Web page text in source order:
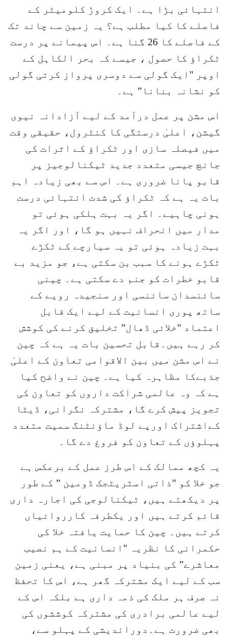
انتہائی بڑا ہے۔ ایک کروڑ کلومیٹر کے
فاصلے کا کیا مطلب ہے؟ یہ زمین سے چاند تک
کے فاصلے کا 26 گنا ہے۔ اس پیمانے پر درست
ٹکراؤ کا حصول ، جیسے کہ بحر الکاہل کے
اوپر "ایک گولی سے دوسری پرواز کرتی گولی
کو نشانہ بنانا” ہے۔
اس مشن پر عمل درآمد کے لیے آزادانہ نیوی
گیشن، اعلیٰ درستگی کا کنٹرول، حقیقی وقت
میں فیصلہ سازی اور ٹکراؤ کے اثرات کی
جانچ جیسی متعدد جدید ٹیکنالوجیز پر
قابو پانا ضروری ہے۔ اس سے بھی زیادہ اہم
بات یہ ہے کہ ٹکراؤ کی شدت انتہائی درست
ہونی چاہیے۔ اگر یہ بہت ہلکی ہوئی تو
مدار میں انحراف نہیں ہو گا، اور اگر یہ
بہت زیادہ ہوئی تو یہ سیارچے کے ٹکڑے
ٹکڑے ہونے کا سبب بن سکتی ہے، جو مزید بے
قابو خطرات کو جنم دے سکتی ہے۔ چینی
سائنسدان سائنسی اور سنجیدہ رویے کے
ساتھ پوری انسانیت کے لیے ایک قابل
اعتماد "خلائی ڈھال” تخلیق کرنے کی کوشش
کر رہے ہیں۔قابل تحسین بات یہ ہے کہ چین
نے اس مشن میں بین الاقوامی تعاون کے اعلیٰ
جذبےکا مظاہرہ کیا ہے۔ چین نے واضح کیا
ہے کہ وہ عالمی شراکت داروں کو تعاون کی
تجویز پیش کرے گا، مشترکہ نگرانی، ڈیٹا
کےاشتراک اورپے لوڈ ماؤنٹنگ سمیت متعدد
پہلوؤں کے تعاون کو فروغ دے گا۔
یہ کچھ ممالک کے اس طرز عمل کے برعکس ہے
جو خلا کو "ذاتی اسٹریٹجک ڈومین ” کے طور
پر دیکھتے ہیں، ٹیکنالوجی کی اجارہ داری
قائم کرتے ہیں اور یکطرفہ کارروائیاں
کرتے ہیں۔ چین کا حمایت یافتہ خلا کی
حکمرانی کا نظریہ "انسانیت کے ہم نصیب
معاشرے” کی بنیاد پر مبنی ہے، یعنی زمین
سب کے لیے ایک مشترکہ گھر ہے، اس کا تحفظ
نہ صرف ہر ملک کی ذمہ داری ہے بلکہ اس کے
لیے عالمی برادری کی مشترکہ کوششوں کی
بھی ضرورت ہے۔دوراندیشی کے پہلو سے،